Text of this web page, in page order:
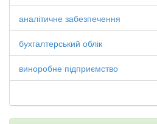
аналітичне забезпечення
бухгалтерський облік
виноробне підприємство